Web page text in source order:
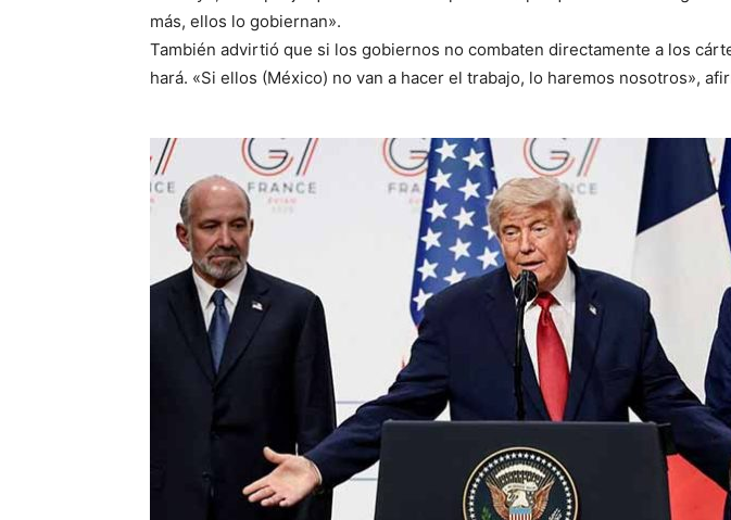
más, ellos lo gobiernan».
También advirtió que si los gobiernos no combaten directamente a los
hará. «Si ellos (México) no van a hacer el trabajo, lo haremos nosotros»,